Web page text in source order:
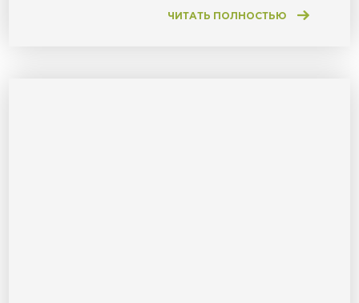
ЧИТАТЬ ПОЛНОСТЬЮ